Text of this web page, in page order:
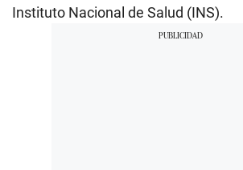
Instituto Nacional de Salud (INS).